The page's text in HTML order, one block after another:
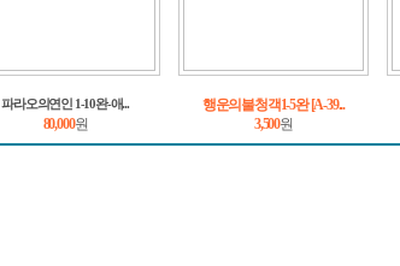
파라오의연인 1-10완-애...
80,000원
행운의불청객1-5완 [A-39...
3,500원